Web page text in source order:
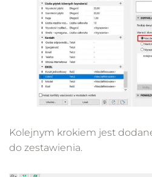
Kolejnym krokiem jest
do zestawienia.